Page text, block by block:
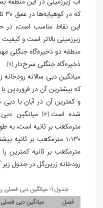
این نقاط مناسب است،
زیرزمینی بالاتر است و
منطقه دو ذخیره‌گاه جنگلی
ذخیره‌گاه جنگلی سرخ‌دار.[11]
.
شده است.[12]
مترمکعب بر ثانیه است، به
مترمکعب بر ثانیه
رودخانه زرين‌گل در جدول
جدول 1- میانگین دبی فصلی رودخانه زرین‌گل
فصل
میانگین دبی فصلی